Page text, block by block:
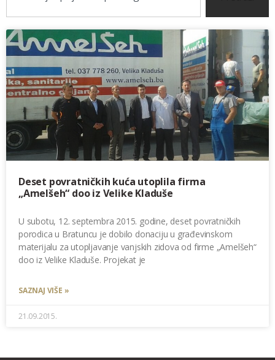
Deset povratničkih kuća utoplila firma
„Amelšeh“ doo iz Velike Kladuše
U subotu, 12. septembra 2015. godine, deset povratničkih
porodica u Bratuncu je dobilo donaciju u građevinskom
materijalu za utopljavanje vanjskih zidova od firme „Amelšeh“
doo iz Velike Kladuše. Projekat je
SAZNAJ VIŠE »
21.09.2015.